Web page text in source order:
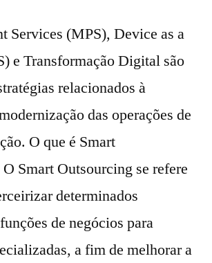
Services (MPS), Device as a
e Transformação Digital são
relacionados à
das operações de
O que é Smart
Smart Outsourcing se refere
determinados
de negócios para
a fim de melhorar a